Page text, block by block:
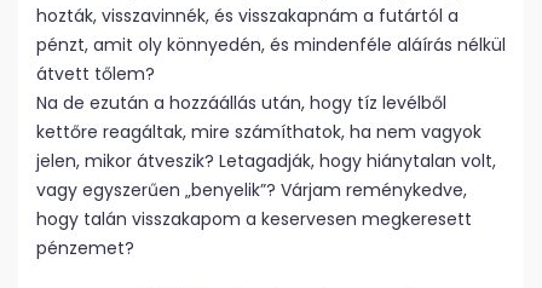
hozták, visszavinnék, és visszakapnám a futártól a
pénzt, amit oly könnyedén, és mindenféle aláírás nélkül
átvett tőlem?
Na de ezután a hozzáállás után, hogy tíz levélből
kettőre reagáltak, mire számíthatok, ha nem vagyok
jelen, mikor átveszik? Letagadják, hogy hiánytalan volt,
vagy egyszerűen „benyelik”? Várjam reménykedve,
hogy talán visszakapom a keservesen megkeresett
pénzemet?